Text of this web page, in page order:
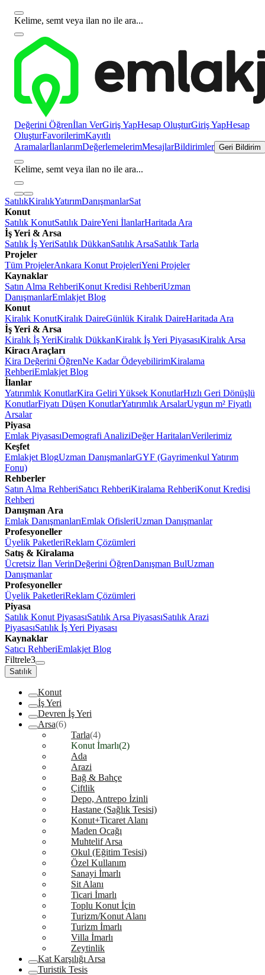
Kelime, semt veya ilan no ile ara...
Değerini Öğrenİlan VerGiriş YapHesap OluşturGiriş YapHesap
OluşturFavorilerimKayıtlı
AramalarİlanlarımDeğerlemelerimMesajlarBildirimler Geri Bildirim
Kelime, semt veya ilan no ile ara...
SatılıkKiralıkYatırımDanışmanlarSat
Konut
Satılık KonutSatılık DaireYeni İlanlarHaritada Ara
İş Yeri & Arsa
Satılık İş YeriSatılık DükkanSatılık ArsaSatılık Tarla
Projeler
Tüm ProjelerAnkara Konut ProjeleriYeni Projeler
Kaynaklar
Satın Alma RehberiKonut Kredisi RehberiUzman
DanışmanlarEmlakjet Blog
Konut
Kiralık KonutKiralık DaireGünlük Kiralık DaireHaritada Ara
İş Yeri & Arsa
Kiralık İş YeriKiralık DükkanKiralık İş Yeri PiyasasıKiralık Arsa
Kiracı Araçları
Kira Değerini ÖğrenNe Kadar ÖdeyebilirimKiralama
RehberiEmlakjet Blog
İlanlar
Yatırımlık KonutlarKira Geliri Yüksek KonutlarHızlı Geri Dönüşlü
KonutlarFiyatı Düşen KonutlarYatırımlık ArsalarUygun m² Fiyatlı
Arsalar
Piyasa
Emlak PiyasasıDemografi AnaliziDeğer HaritalarıVerilerimiz
Keşfet
Emlakjet BlogUzman DanışmanlarGYF (Gayrimenkul Yatırım
Fonu)
Rehberler
Satın Alma RehberiSatıcı RehberiKiralama RehberiKonut Kredisi
Rehberi
Danışman Ara
Emlak DanışmanlarıEmlak OfisleriUzman Danışmanlar
Profesyoneller
Üyelik PaketleriReklam Çözümleri
Satış & Kiralama
Ücretsiz İlan VerinDeğerini ÖğrenDanışman BulUzman
Danışmanlar
Profesyoneller
Üyelik PaketleriReklam Çözümleri
Piyasa
Satılık Konut PiyasasıSatılık Arsa PiyasasıSatılık Arazi
PiyasasıSatılık İş Yeri Piyasası
Kaynaklar
Satıcı RehberiEmlakjet Blog
Filtrele3
Satılık
Konut
İş Yeri
Devren İş Yeri
Arsa(6)
Tarla(4)
Konut İmarlı(2)
Ada
Arazi
Bağ & Bahçe
Çiftlik
Depo, Antrepo İzinli
Hastane (Sağlık Tesisi)
Konut+Ticaret Alanı
Maden Ocağı
Muhtelif Arsa
Okul (Eğitim Tesisi)
Özel Kullanım
Sanayi İmarlı
Sit Alanı
Ticari İmarlı
Toplu Konut İçin
Turizm/Konut Alanı
Turizm İmarlı
Villa İmarlı
Zeytinlik
Kat Karşılığı Arsa
Turistik Tesis